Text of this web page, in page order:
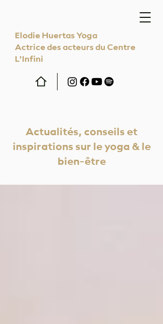
Elodie Huertas Yoga
Actrice des acteurs du Centre
L'Infini
Actualités, conseils et
inspirations sur le yoga & le
bien-être